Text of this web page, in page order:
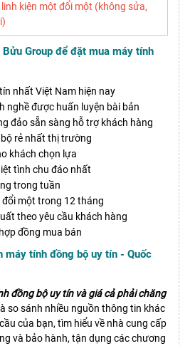
kiện một đổi một (không sửa,
Bửu Group để đặt mua máy tính
nhất Việt Nam hiện nay
nghề được huấn luyện bài bản
đảo sẵn sàng hỗ trợ khách hàng
rẻ nhất thị trường
khách chọn lựa
tình chu đáo nhất
trong tuần
một trong 12 tháng
theo yêu cầu khách hàng
đồng mua bán
máy tính đồng bộ uy tín - Quốc
đồng bộ uy tín và giá cả phải chăng
so sánh nhiều nguồn thông tin khác
của bạn, tìm hiểu về nhà cung cấp
và bảo hành, tận dụng các chương